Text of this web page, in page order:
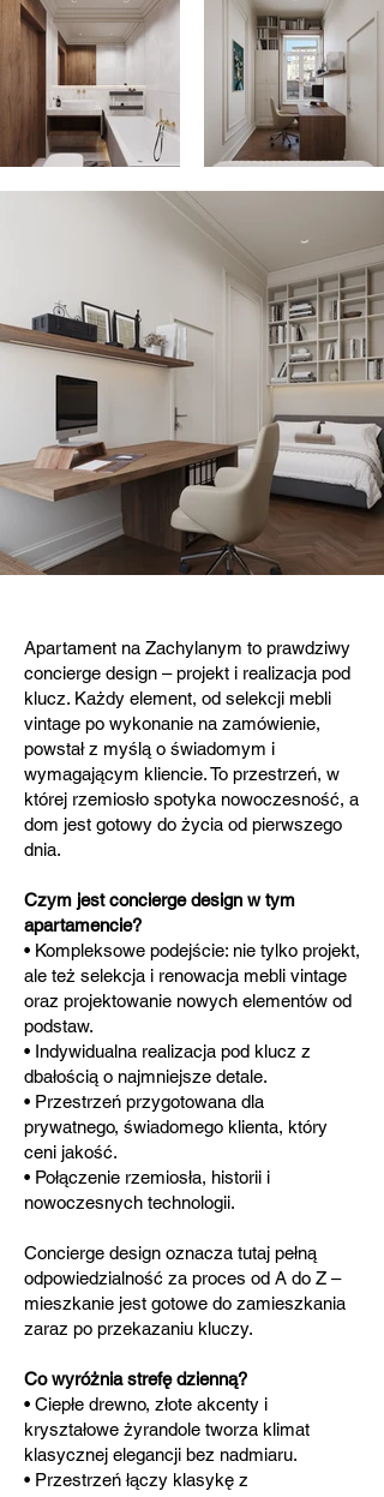
Apartament na Zachylanym to prawdziwy
concierge design – projekt i realizacja pod
klucz. Każdy element, od selekcji mebli
vintage po wykonanie na zamówienie,
powstał z myślą o świadomym i
wymagającym kliencie. To przestrzeń, w
której rzemiosło spotyka nowoczesność, a
dom jest gotowy do życia od pierwszego
dnia.
Czym jest concierge design w tym
apartamencie?
• Kompleksowe podejście: nie tylko projekt,
ale też selekcja i renowacja mebli vintage
oraz projektowanie nowych elementów od
podstaw.
• Indywidualna realizacja pod klucz z
dbałością o najmniejsze detale.
• Przestrzeń przygotowana dla
prywatnego, świadomego klienta, który
ceni jakość.
• Połączenie rzemiosła, historii i
nowoczesnych technologii.
Concierge design oznacza tutaj pełną
odpowiedzialność za proces od A do Z –
mieszkanie jest gotowe do zamieszkania
zaraz po przekazaniu kluczy.
Co wyróżnia strefę dzienną?
• Ciepłe drewno, złote akcenty i
kryształowe żyrandole tworza klimat
klasycznej elegancji bez nadmiaru.
• Przestrzeń łączy klasykę z